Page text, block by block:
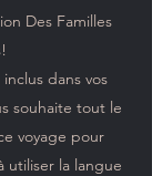
Des Familles
dans vos
souhaite tout le
voyage pour
utiliser la langue